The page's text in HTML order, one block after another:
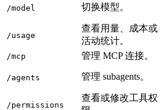
/model 切换模型。
/usage
查看用量、成本或
活动统计。
/mcp 管理 MCP 连接。
/agents 管理 subagents。
/permissions
查看或修改工具权